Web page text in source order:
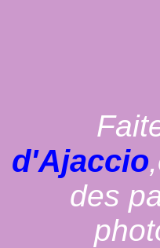
d'Ajaccio
des